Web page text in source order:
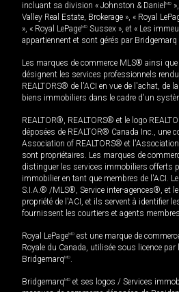
incluant sa division « Johnston & Daniel MD
Valley Real Estate, Brokerage », « Royal
», « Royal LePageMD Sussex », et « Les
appartiennent et sont gérés par Bridgemarq
Les marques de commerce MLS® ainsi
désignent les services professionnels
REALTORS® de l'ACI en vue de l'achat, de
biens immobiliers dans le cadre d'un
REALTOR®, REALTORS® et le logo
déposées de REALTOR® Canada Inc., une
Association of REALTORS® et
sont propriétaires. Les marques de
distinguer les services immobiliers offerts
immobilier en tant que membres de l'ACI.
S.I.A.® /MLS®, Service inter-agences®, et
propriété de l'ACI, et ils servent à identifier
fournissent les courtiers et agents
Royal LePageMD est une marque de
Royale du Canada, utilisée sous licence
BridgemarqMD.
BridgemarqMD et ses logos / Services